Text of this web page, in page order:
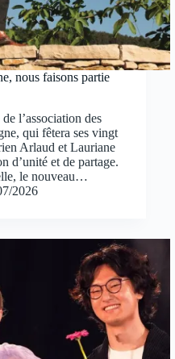
nous faisons partie
l’association des
qui fêtera ses vingt
Arlaud et Lauriane
d’unité et de partage.
le nouveau…
2026